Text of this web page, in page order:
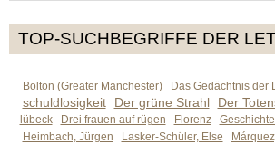
TOP-SUCHBEGRIFFE DER
Bolton (Greater Manchester) Das Gedächtnis der
schuldlosigkeit Der grüne Strahl Der
lübeck
Drei frauen auf rügen Florenz
Heimbach, Jürgen
Lasker-Schüler, Else